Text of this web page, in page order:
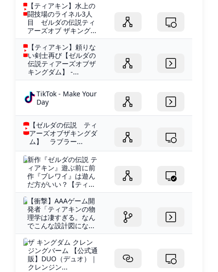
【ティアキン】水上の
闘技場のライネル3人
目 ゼルダの伝説ティ
アーズオブ ザキング...
【ティアキン】頼りな
い剣士再び【ゼルダの
伝説ティアーズオブザ
キングダム】 -...
TikTok - Make Your
Day
【ゼルダの伝説 ティ
アーズオブザキングダ
ム】 ラブラー...
新作『ゼルダの伝説 テ
ィアキン』遊ぶ前に前
作『ブレワイ』は遊ん
だ方がいい？【ティ...
【衝撃】AAAゲーム開
発者「ティアキンの物
理学は凄すぎる。なん
でこんな設計図にな...
ザ キングダム クレン
ジングバーム 【公式通
販】DUO（デュオ）｜
クレンジン...